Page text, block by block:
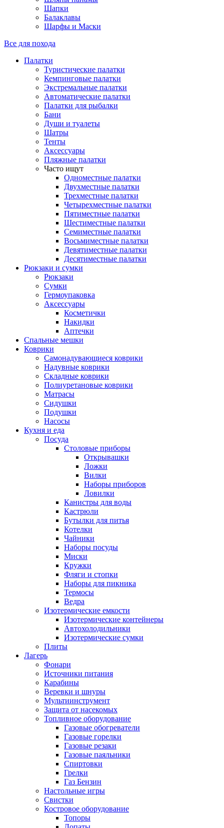
Шапки
Балаклавы
Шарфы и Маски
Все для похода
Палатки
Туристические палатки
Кемпинговые палатки
Экстремальные палатки
Автоматические палатки
Палатки для рыбалки
Бани
Души и туалеты
Шатры
Тенты
Аксессуары
Пляжные палатки
Часто ищут
Одноместные палатки
Двухместные палатки
Трехместные палатки
Четырехместные палатки
Пятиместные палатки
Шестиместные палатки
Семиместные палатки
Восьмиместные палатки
Девятиместные палатки
Десятиместные палатки
Рюкзаки и сумки
Рюкзаки
Сумки
Гермоупаковка
Аксессуары
Косметички
Накидки
Аптечки
Спальные мешки
Коврики
Самонадувающиеся коврики
Надувные коврики
Складные коврики
Полиуретановые коврики
Матрасы
Сидушки
Подушки
Насосы
Кухня и еда
Посуда
Столовые приборы
Открывашки
Ложки
Вилки
Наборы приборов
Ловилки
Канистры для воды
Кастрюли
Бутылки для питья
Котелки
Чайники
Наборы посуды
Миски
Кружки
Фляги и стопки
Наборы для пикника
Термосы
Ведра
Изотермические емкости
Изотермические контейнеры
Автохолодильники
Изотермические сумки
Плиты
Лагерь
Фонари
Источники питания
Карабины
Веревки и шнуры
Мультиинструмент
Защита от насекомых
Топливное оборудование
Газовые обогреватели
Газовые горелки
Газовые резаки
Газовые паяльники
Спиртовки
Грелки
Газ Бензин
Настольные игры
Свистки
Костровое оборудование
Топоры